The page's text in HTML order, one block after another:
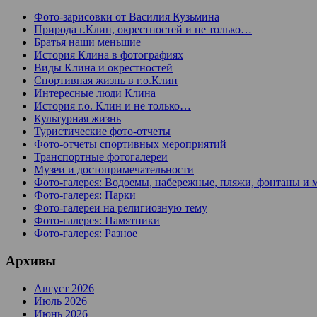
Фото-зарисовки от Василия Кузьмина
Природа г.Клин, окрестностей и не только…
Братья наши меньшие
История Клина в фотографиях
Виды Клина и окрестностей
Спортивная жизнь в г.о.Клин
Интересные люди Клина
История г.о. Клин и не только…
Культурная жизнь
Туристические фото-отчеты
Фото-отчеты спортивных мероприятий
Транспортные фотогалереи
Музеи и достопримечательности
Фото-галерея: Водоемы, набережные, пляжи, фонтаны и
Фото-галерея: Парки
Фото-галереи на религиозную тему
Фото-галерея: Памятники
Фото-галерея: Разное
Архивы
Август 2026
Июль 2026
Июнь 2026